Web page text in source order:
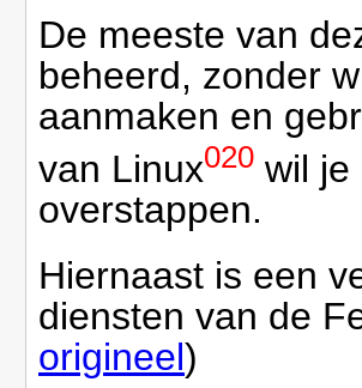
De meeste van
beheerd, zonder
aanmaken en
van Linux020 wil je
overstappen.
Hiernaast is een
diensten van de
origineel)